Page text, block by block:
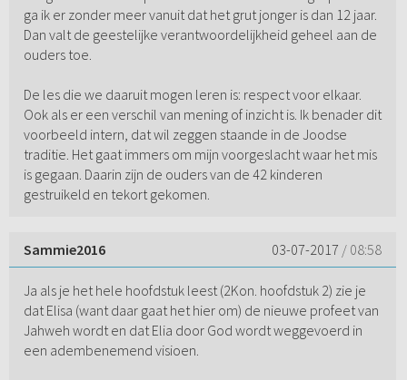
ga ik er zonder meer vanuit dat het grut jonger is dan 12 jaar.
Dan valt de geestelijke verantwoordelijkheid geheel aan de
ouders toe.
De les die we daaruit mogen leren is: respect voor elkaar.
Ook als er een verschil van mening of inzicht is. Ik benader dit
voorbeeld intern, dat wil zeggen staande in de Joodse
traditie. Het gaat immers om mijn voorgeslacht waar het mis
is gegaan. Daarin zijn de ouders van de 42 kinderen
gestruikeld en tekort gekomen.
Sammie2016 03-07-2017 / 08:58
Ja als je het hele hoofdstuk leest (2Kon. hoofdstuk 2) zie je
dat Elisa (want daar gaat het hier om) de nieuwe profeet van
Jahweh wordt en dat Elia door God wordt weggevoerd in
een adembenemend visioen.